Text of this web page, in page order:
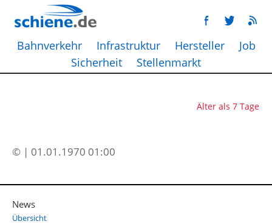
Bahnverkehr Infrastruktur Hersteller
Job
Sicherheit
Stellenmarkt
Älter als 7 Tage
© | 01.01.1970 01:00
News
Übersicht